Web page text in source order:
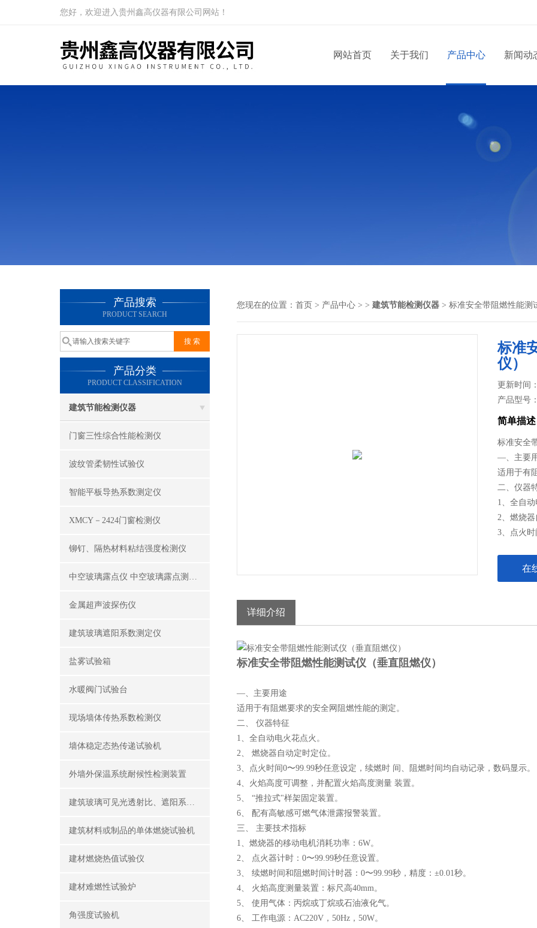
您好，欢迎进入贵州鑫高仪器有限公司网站！
网站首页 关于我们 产品中心 新闻动
产品搜索
PRODUCT SEARCH
产品分类
PRODUCT CLASSIFICATION
建筑节能检测仪器
门窗三性综合性能检测仪
波纹管柔韧性试验仪
智能平板导热系数测定仪
XMCY－2424门窗检测仪
铆钉、隔热材料粘结强度检测仪
中空玻璃露点仪 中空玻璃露点测试仪器
金属超声波探伤仪
建筑玻璃遮阳系数测定仪
盐雾试验箱
水暖阀门试验台
现场墙体传热系数检测仪
墙体稳定态热传递试验机
外墙外保温系统耐候性检测装置
建筑玻璃可见光透射比、遮阳系数测定仪
建筑材料或制品的单体燃烧试验机
建材燃烧热值试验仪
建材难燃性试验炉
角强度试验机
您现在的位置： 首页 > 产品中心 > > 建筑节能检测仪器 > 标准安全带阻燃性能测
标准
仪）
更新时间
产品型号
简单描述
标准安全
—、主要
适用于有
二、仪器
1、全自
2、燃烧
3、点火
4、火焰
在
详细介绍
标准安全带阻燃性能测试仪（垂直阻燃仪）
—、主要用途
适用于有阻燃要求的安全网阻燃性能的测定。
二、 仪器特征
1、全自动电火花点火。
2、 燃烧器自动定时定位。
3、点火时间0〜99.99秒任意设定，续燃时 间、阻燃时间均自动记录，数码显示。
4、火焰高度可调整，并配置火焰高度测量 装置。
5、 “推拉式"样架固定装置。
6、 配有高敏感可燃气体泄露报警装置。
三、 主要技术指标
1、燃烧器的移动电机消耗功率：6W。
2、 点火器计时：0〜99.99秒任意设置。
3、 续燃时间和阻燃时间计时器：0〜99.99秒，精度：±0.01秒。
4、 火焰高度测量装置：标尺高40mm。
5、 使用气体：丙烷或丁烷或石油液化气。
6、 工作电源：AC220V，50Hz，50W。